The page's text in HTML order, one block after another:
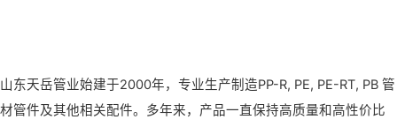
山东天岳管业始建于2000年，专业生产制造PP-R, PE, PE-RT, PB 管
材管件及其他相关配件。多年来，产品一直保持高质量和高性价比